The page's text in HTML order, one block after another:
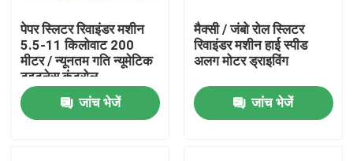
घर
पेपर स्लिटर रिवाइंडर मशीन
5.5-11 किलोवाट 200
मीटर / न्यूनतम गति न्यूमेटिक
टइटनेस कंट्रोल
जांच भेजें
मैक्सी / जंबो रोल स्लिटर
रिवाइंडर मशीन हाई स्पीड
अलग मोटर ड्राइविंग
जांच भेजें